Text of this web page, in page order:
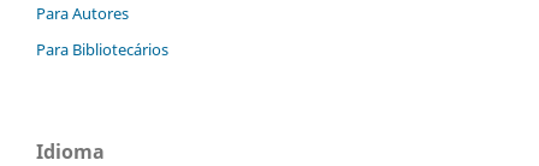
Para Autores
Para Bibliotecários
Idioma